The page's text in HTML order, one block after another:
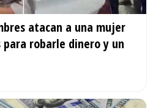
atacan a una mujer
para robarle dinero y un